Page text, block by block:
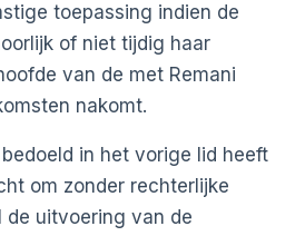
toepassing indien de
of niet tijdig haar
van de met Remani
nakomt.
in het vorige lid heeft
om zonder rechterlijke
uitvoering van de